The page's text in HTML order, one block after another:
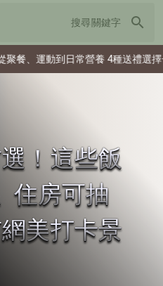
search
送禮選擇一次看 台灣科
！這些飯
住房可抽
美打卡景